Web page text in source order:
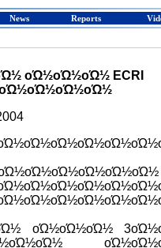
News Reports
οΏ½οΏ½οΏ½ ECRI
οΏ½οΏ½οΏ½